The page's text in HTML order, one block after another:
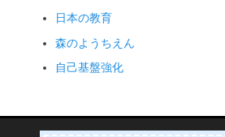
日本の教育
森のようちえん
自己基盤強化